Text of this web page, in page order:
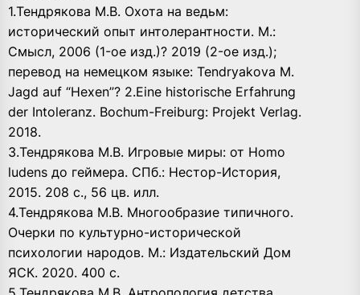
1.Тендрякова М.В. Охота на ведьм:
исторический опыт интолерантности. М.:
Смысл, 2006 (1-ое изд.)? 2019 (2-ое изд.);
перевод на немецком языке: Tendryakova M.
Jagd auf “Hexen”? 2.Eine historische Erfahrung
der Intoleranz. Bochum-Freiburg: Projekt Verlag.
2018.
3.Тендрякова М.В. Игровые миры: от Homo
ludens до геймера. СПб.: Нестор-История,
2015. 208 с., 56 цв. илл.
4.Тендрякова М.В. Многообразие типичного.
Очерки по культурно-исторической
психологии народов. М.: Издательский Дом
ЯСК. 2020. 400 с.